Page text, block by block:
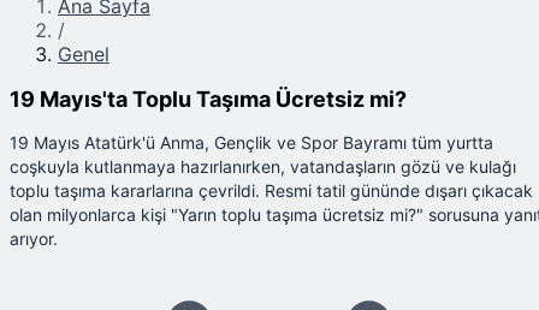
Ana Sayfa
/
Genel
19 Mayıs'ta Toplu Taşıma Ücretsiz mi?
19 Mayıs Atatürk'ü Anma, Gençlik ve Spor Bayramı tüm yurtta
coşkuyla kutlanmaya hazırlanırken, vatandaşların gözü ve kulağı
toplu taşıma kararlarına çevrildi. Resmi tatil gününde dışarı çıkacak
olan milyonlarca kişi "Yarın toplu taşıma ücretsiz mi?" sorusuna
arıyor.